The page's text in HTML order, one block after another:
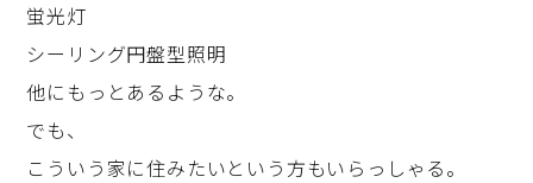
蛍光灯
シーリング円盤型照明
他にもっとあるような。
でも、
こういう家に住みたいという方もいらっしゃる。